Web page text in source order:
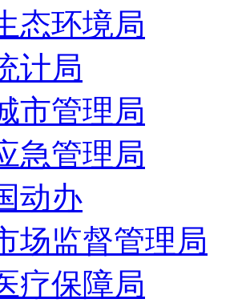
态环境局
计局
市管理局
急管理局
动办
场监督管理局
疗保障局